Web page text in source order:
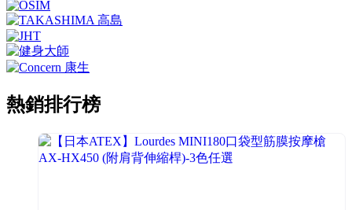
熱銷排行榜